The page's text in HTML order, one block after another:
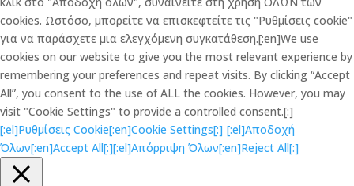
cookies. Ωστόσο, μπορείτε να επισκεφτείτε τις "Ρυθμίσεις cookie"
για να παράσχετε μια ελεγχόμενη συγκατάθεση.[:en]We use
cookies on our website to give you the most relevant experience by
remembering your preferences and repeat visits. By clicking “Accept
All”, you consent to the use of ALL the cookies. However, you may
visit "Cookie Settings" to provide a controlled consent.[:]
[:el]Ρυθμίσεις Cookie[:en]Cookie Settings[:] [:el]Αποδοχή
Όλων[:en]Accept All[:][:el]Απόρριψη Όλων[:en]Reject All[:]